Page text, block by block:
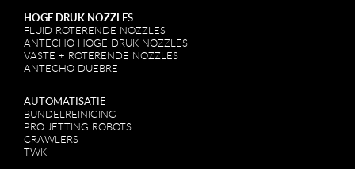
HOGE DRUK NOZZLES
FLUID ROTERENDE NOZZLES
ANTECHO HOGE DRUK NOZZLES
VASTE + ROTERENDE NOZZLES
ANTECHO DUEBRE
AUTOMATISATIE
BUNDELREINIGING
PRO JETTING ROBOTS
CRAWLERS
TWK